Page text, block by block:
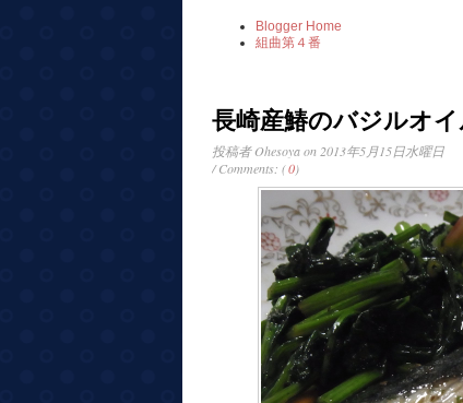
Blogger Home
組曲第４番
長崎産鰆のバジルオイ
投稿者Ohesoyaon 2013年5月15日水曜日
/ Comments: (0)